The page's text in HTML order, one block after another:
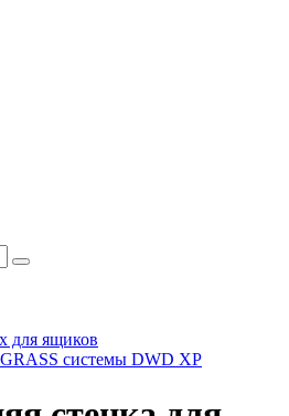
для ящиков
системы DWD XP